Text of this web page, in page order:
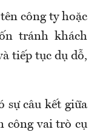
công ty hoặc
tránh khách
tiếp tục dụ dỗ,
câu kết giữa
công vai trò cụ